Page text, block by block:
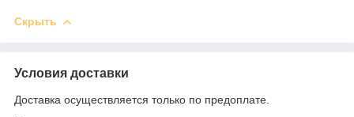
Скрыть
Условия доставки
Доставка осуществляется только по предоплате.